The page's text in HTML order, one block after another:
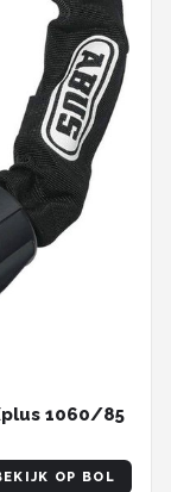
1060/85
OP BOL